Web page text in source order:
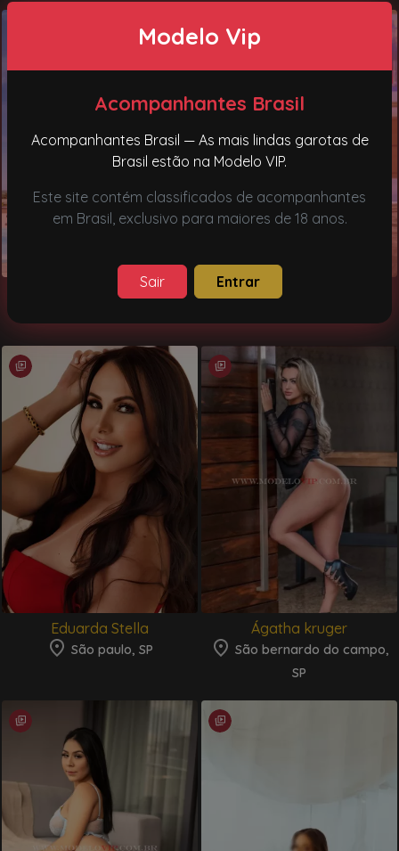
Ninfa completa
Eduarda Stella
São paulo, SP
Ágatha kruger
São bernardo do campo,
SP
Modelo Vip
Acompanhantes Brasil
Acompanhantes Brasil — As mais lindas garotas de
Brasil estão na Modelo VIP.
Este site contém classificados de acompanhantes
em Brasil, exclusivo para maiores de 18 anos.
Sair Entrar